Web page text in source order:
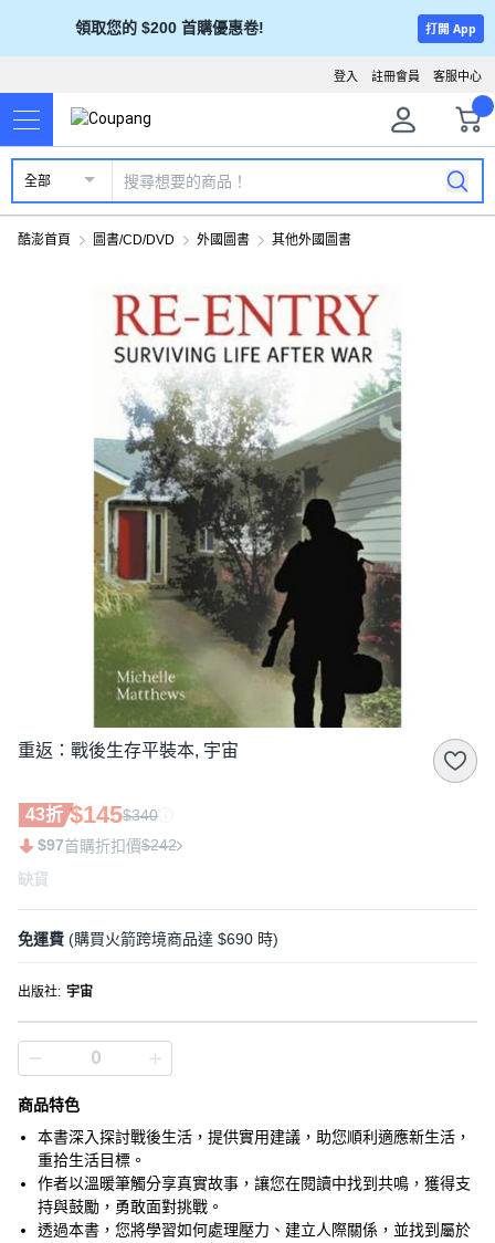
領取您的 $200 首購優惠卷! 打開 App
客服中心
註冊會員
登入
全部
酷澎首頁 圖書/CD/DVD 外國圖書 其他外國圖書
重返：戰後生存平裝本, 宇宙
43折 $145$340
$97首購折扣價$242
缺貨
免運費 (購買火箭跨境商品達 $690 時)
出版社: 宇宙
商品特色
本書深入探討戰後生活，提供實用建議，助您順利適應新生活，
重拾生活目標。
作者以溫暖筆觸分享真實故事，讓您在閱讀中找到共鳴，獲得支
持與鼓勵，勇敢面對挑戰。
透過本書，您將學習如何處理壓力、建立人際關係，並找到屬於